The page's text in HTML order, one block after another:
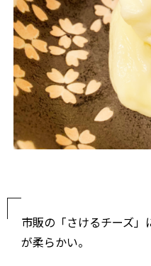
市販の「さけるチーズ
が柔らかい。